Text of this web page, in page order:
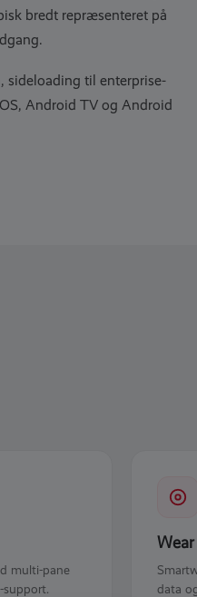
bredt repræsenteret på
sideloading til enterprise-
Android TV og Android
multi-pane
support.
Wear
data